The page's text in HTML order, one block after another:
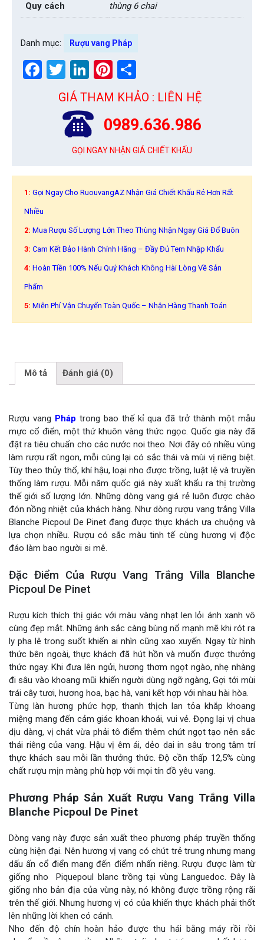
Quy cách thùng 6 chai
Danh mục: Rượu vang Pháp
Facebook
Twitter
LinkedIn
Pinterest
GIÁ THAM KHẢO : LIÊN HỆ
0989.636.986
GỌI NGAY NHẬN GIÁ CHIẾT KHẤU
1: Gọi Ngay Cho RuouvangAZ Nhận Giá Chiết Khấu Rẻ Hơn Rất
Nhiều
2: Mua Rượu Số Lượng Lớn Theo Thùng Nhận Ngay Giá Đổ Buôn
3: Cam Kết Bảo Hành Chính Hãng – Đầy Đủ Tem Nhập Khẩu
4: Hoàn Tiền 100% Nếu Quý Khách Không Hài Lòng Về Sản
Phẩm
5: Miễn Phí Vận Chuyển Toàn Quốc – Nhận Hàng Thanh Toán
Mô tả Đánh giá (0)
Rượu vang Pháp trong bao thế kỉ qua đã trở thành một mẫu
mực cổ điển, một thứ khuôn vàng thức ngọc. Quốc gia này đã
đặt ra tiêu chuẩn cho các nước noi theo. Nơi đây có nhiều vùng
làm rượu rất ngon, mỗi cùng lại có sắc thái và mùi vị riêng biệt.
Tùy theo thủy thổ, khí hậu, loại nho được trồng, luật lệ và truyền
thống làm rượu. Mỗi năm quốc giá này xuất khẩu ra thị trường
thế giới số lượng lớn. Những dòng vang giá rẻ luôn được chào
đón nồng nhiệt của khách hàng. Như dòng rượu vang trắng Villa
Blanche Picpoul De Pinet đang được thực khách ưa chuộng và
lựa chọn nhiều. Rượu có sắc màu tinh tế cùng hương vị độc
đáo làm bao người si mê.
Đặc Điểm Của Rượu Vang Trắng Villa Blanche
Picpoul De Pinet
Rượu kích thích thị giác với màu vàng nhạt len lỏi ánh xanh vô
cùng đẹp mắt. Những ánh sắc càng bùng nổ mạnh mẽ khi rót ra
ly pha lê trong suốt khiến ai nhìn cũng xao xuyến. Ngay từ hình
thức bên ngoài, thực khách đã hút hồn và muốn được thưởng
thức ngay. Khi đưa lên ngửi, hương thơm ngọt ngào, nhẹ nhàng
đi sâu vào khoang mũi khiến người dùng ngỡ ngàng, Gợi tới mùi
trái cây tươi, hương hoa, bạc hà, vani kết hợp với nhau hài hòa.
Từng làn hương phức hợp, thanh thịch lan tỏa khắp khoang
miệng mang đến cảm giác khoan khoái, vui vẻ. Đọng lại vị chua
dịu dàng, vị chát vừa phải tô điểm thêm chút ngọt tạo nên sắc
thái riêng của vang. Hậu vị êm ái, dẻo dai in sâu trong tâm trí
thực khách sau mỗi lần thưởng thức. Độ cồn thấp 12,5% cùng
chất rượu mịn màng phù hợp với mọi tín đồ yêu vang.
Phương Pháp Sản Xuất Rượu Vang Trắng Villa
Blanche Picpoul De Pinet
Dòng vang này được sản xuất theo phương pháp truyền thống
cùng hiện đại. Nên hương vị vang có chút trẻ trung nhưng mang
dấu ấn cổ điển mang đến điểm nhấn riêng. Rượu được làm từ
giống nho Piquepoul blanc trồng tại vùng Languedoc. Đây là
giống nho bản địa của vùng này, nó không được trồng rộng rãi
trên thế giới. Nhưng hương vị có của khiến thực khách phải thốt
lên những lời khen có cánh.
Nho đến độ chín hoàn hảo được thu hái bằng máy rồi rồi